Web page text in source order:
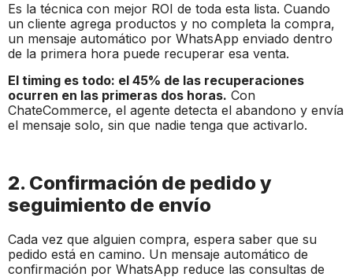
Es la técnica con mejor ROI de toda esta lista. Cuando
un cliente agrega productos y no completa la compra,
un mensaje automático por WhatsApp enviado dentro
de la primera hora puede recuperar esa venta.
El timing es todo: el 45% de las recuperaciones
ocurren en las primeras dos horas. Con
ChateCommerce, el agente detecta el abandono y envía
el mensaje solo, sin que nadie tenga que activarlo.
2. Confirmación de pedido y
seguimiento de envío
Cada vez que alguien compra, espera saber que su
pedido está en camino. Un mensaje automático de
confirmación por WhatsApp reduce las consultas de